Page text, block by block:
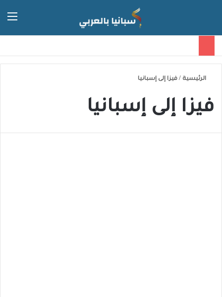
الرئيسية / فيزا إلى إسبانيا
فيزا إلى إسبانيا